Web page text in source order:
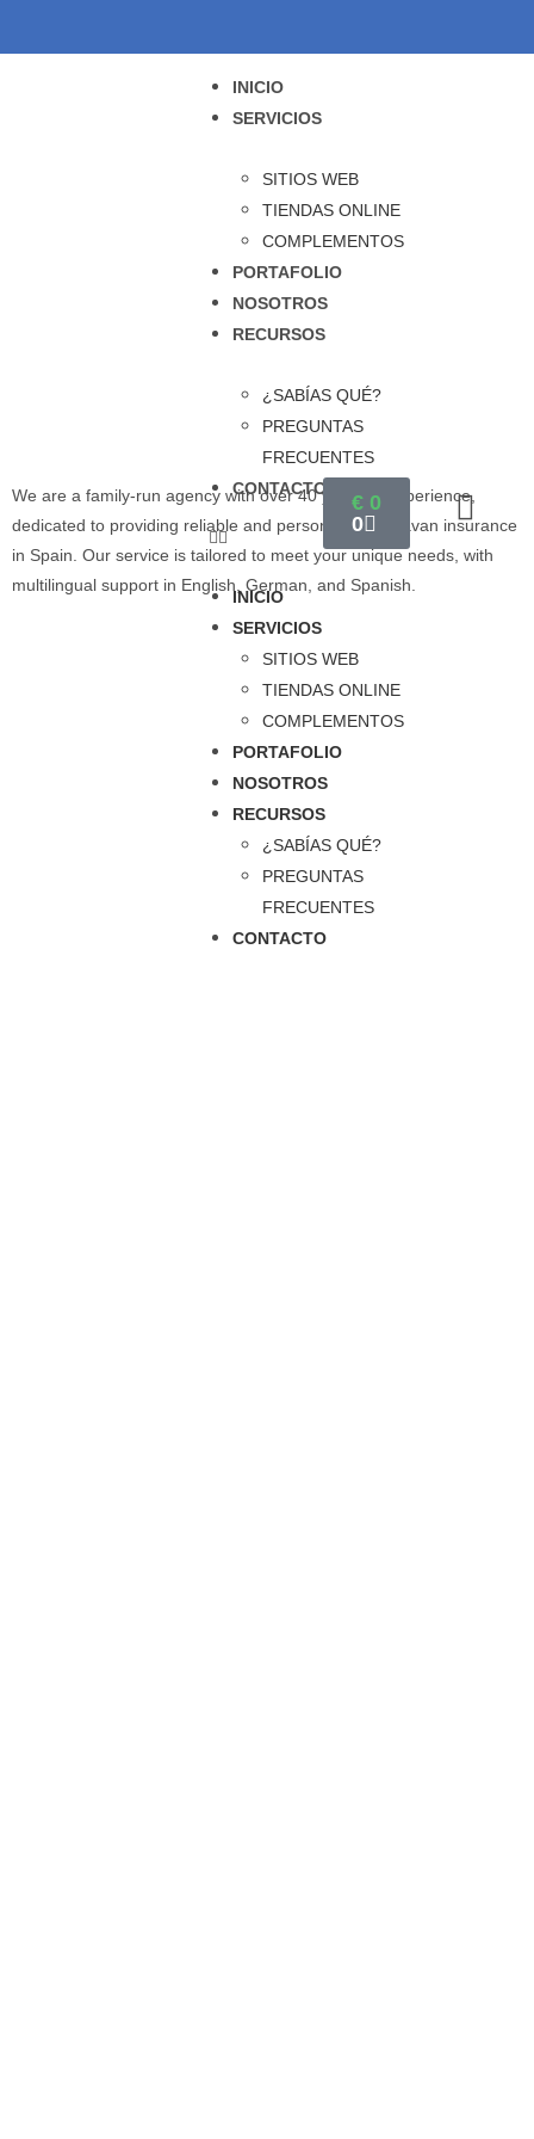
INICIO
SERVICIOS
SITIOS WEB
TIENDAS ONLINE
COMPLEMENTOS
PORTAFOLIO
NOSOTROS
RECURSOS
¿SABÍAS QUÉ?
PREGUNTAS
FRECUENTES
CONTACTO
INICIO
SERVICIOS
SITIOS WEB
TIENDAS ONLINE
COMPLEMENTOS
PORTAFOLIO
NOSOTROS
RECURSOS
¿SABÍAS QUÉ?
PREGUNTAS
FRECUENTES
CONTACTO
€0
0
We are a family-run agency with over 40 years of experience,
dedicated to providing reliable and personalized caravan insurance
in Spain. Our service is tailored to meet your unique needs, with
multilingual support in English, German, and Spanish.